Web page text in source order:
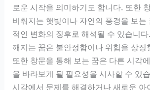
로운 시작을 의미하기도 합니다. 또한
비춰지는 햇빛이나 자연의 풍경을 보는
적인 변화의 징후로 해석될 수 있습니
깨지는 꿈은 불안정함이나 위험을 상징
또한 창문을 통해 보는 꿈은 다른 시각
을 바라보게 될 필요성을 시사할 수 있
시각에서 문제를 해결하거나 새로운 아